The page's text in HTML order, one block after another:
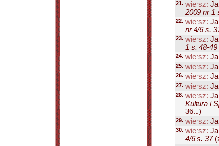
21. wiersz:
2009 nr 1
22. wiersz:
nr 4/6 s.
23. wiersz:
1 s. 48-49
24. wiersz:
25. wiersz:
26. wiersz:
27. wiersz:
28. wiersz:
Kultura i
36...)
29. wiersz:
30. wiersz:
4/6 s. 37